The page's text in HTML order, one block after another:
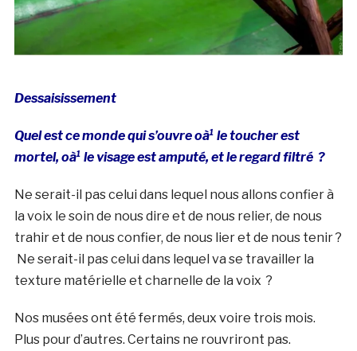
Dessaisissement
Quel est ce monde qui s’ouvre oà¹ le toucher est
mortel, oà¹ le visage est amputé, et le regard filtré ?
Ne serait-il pas celui dans lequel nous allons confier à
la voix le soin de nous dire et de nous relier, de nous
trahir et de nous confier, de nous lier et de nous tenir ?
Ne serait-il pas celui dans lequel va se travailler la
texture matérielle et charnelle de la voix ?
Nos musées ont été fermés, deux voire trois mois.
Plus pour d’autres. Certains ne rouvriront pas.